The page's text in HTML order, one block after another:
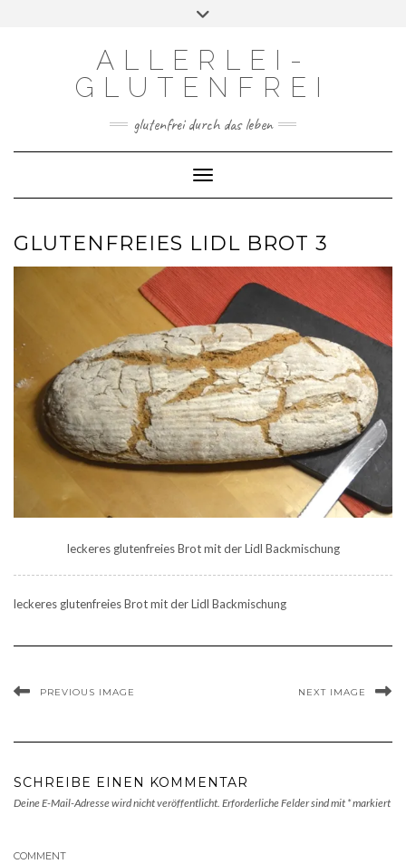
ALLERLEI-
GLUTENFREI
glutenfrei durch das leben
Toggle Navigation
GLUTENFREIES LIDL BROT 3
leckeres glutenfreies Brot mit der Lidl Backmischung
leckeres glutenfreies Brot mit der Lidl Backmischung
PREVIOUS IMAGE NEXT IMAGE
SCHREIBE EINEN KOMMENTAR
Deine E-Mail-Adresse wird nicht veröffentlicht. Erforderliche Felder sind mit *markiert
COMMENT